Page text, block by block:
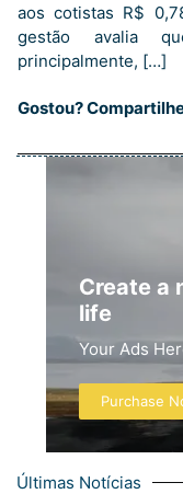
aos cotistas R$
gestão avalia
principalmente, […]
Gostou?
Create a
life
Your Ads
Purchase
Últimas Notícias